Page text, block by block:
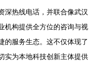
深热线电话，并联合像武汉
机构提供全方位的咨询与视
的服务生态。这不仅体现了
实为本地科技创新主体提供